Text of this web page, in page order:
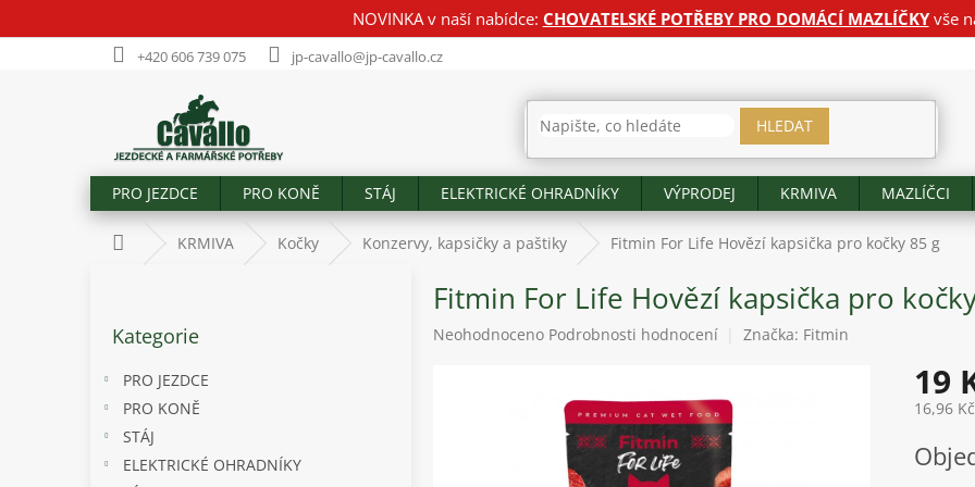
NOVINKA v naší nabídce: CHOVATELSKÉ POTŘEBY PRO DOMÁCÍ MAZLÍČKYvše
+420 606 739 075 jp-cavallo@jp-cavallo.cz
HLEDAT
PRO JEZDCE PRO KONĚ STÁJ ELEKTRICKÉ OHRADNÍKY VÝPRODEJ KRMIVA MAZLÍČCI
Domů KRMIVA Kočky Konzervy, kapsičky a paštiky Fitmin For Life Hovězí kapsička pro kočky 85 g
kategorie
Kategorie
PRO JEZDCE
PRO KONĚ
STÁJ
ELEKTRICKÉ OHRADNÍKY
Fitmin For Life Hovězí kapsička pro
Průměrné
Neohodnoceno Podrobnosti hodnocení Značka: Fitmin
19
16,96
cena: